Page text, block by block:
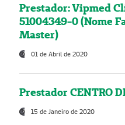
Prestador: Vipmed
51004349-0 (Nome
Master)
01 de Abril de 2020
Prestador CENTRO
15 de Janeiro de 2020